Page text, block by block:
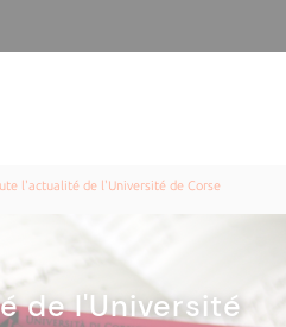
l'actualité de l'Université de Corse
de l'Université